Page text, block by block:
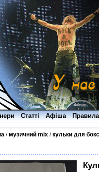
Статті Афіша
/ музичний mix / кульки для